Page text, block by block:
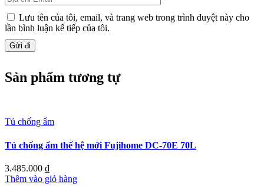
Lưu tên của tôi, email, và trang web trong trình duyệt này cho
lần bình luận kế tiếp của tôi.
Sản phẩm tương tự
Tủ chống ẩm
Tủ chống ẩm thế hệ mới Fujihome DC-70E 70L
3.485.000 ₫
Thêm vào giỏ hàng